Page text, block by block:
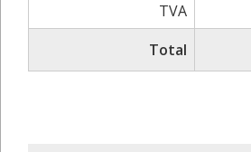
TVA
Total